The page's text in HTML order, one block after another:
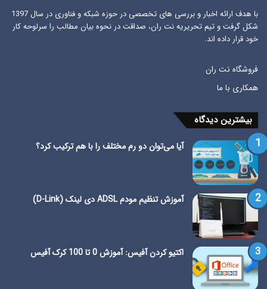
با هدف ارائه اخبار و بررسی های تخصصی در حوزه شبکه و فناوری در سال 1397
شکل گرفت و تیم تحریریه نت ران، صداقت در نحوه بیان مطالب را سرلوحه کار
خود قرار داده اند.
فروشگاه نت ران
همکاری با ما
بیشترین دیدگاه
آیا می‌توان دو رم مختلف را با هم ترکیب کرد؟
آموزش تنظیم مودم ADSL دی لینک (D-Link)
اکتیو کردن آفیس: آموزش 0 تا 100 کرک آفیس